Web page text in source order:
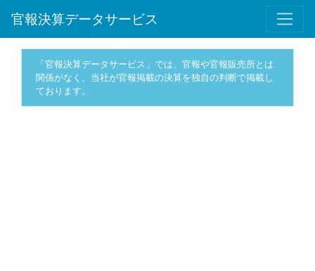
官報決算データサービス
「官報決算データサービス」では、官報や官報販売所とは
関係がなく、当社が官報掲載の決算を独自の判断で掲載し
ております。